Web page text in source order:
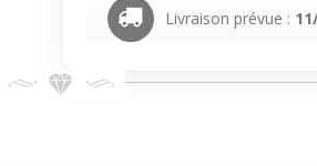
Livraison prévue :